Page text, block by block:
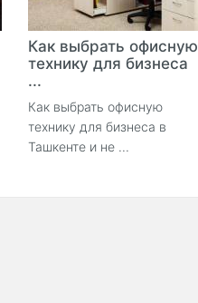
Как выбрать офисную
технику для бизнеса
...
Как выбрать офисную
технику для бизнеса в
Ташкенте и не ...